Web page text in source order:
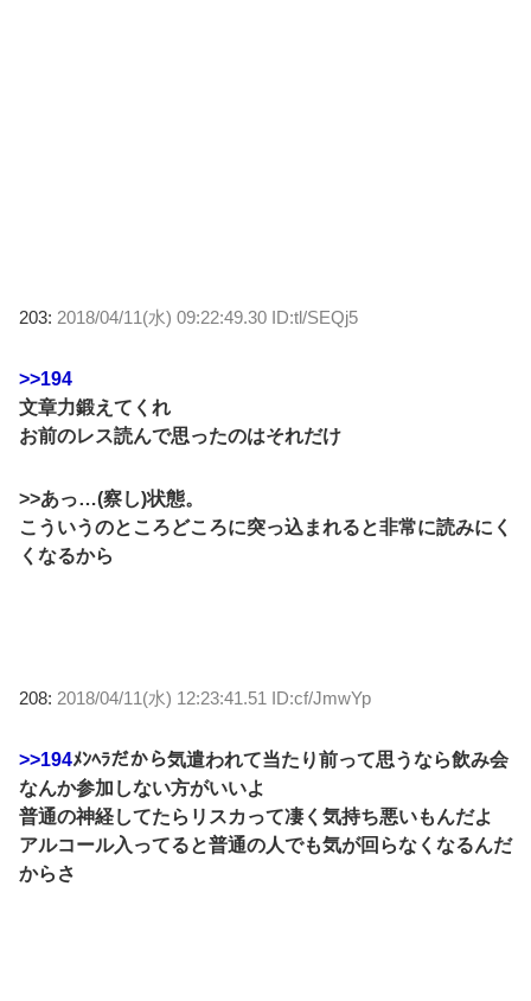
203: 2018/04/11(水) 09:22:49.30 ID:tl/SEQj5
>>194
文章力鍛えてくれ
お前のレス読んで思ったのはそれだけ
>>あっ…(察し)状態。
こういうのところどころに突っ込まれると非常に読みにく
くなるから
208: 2018/04/11(水) 12:23:41.51 ID:cf/JmwYp
>>194ﾒﾝﾍﾗだから気遣われて当たり前って思うなら飲み会
なんか参加しない方がいいよ
普通の神経してたらリスカって凄く気持ち悪いもんだよ
アルコール入ってると普通の人でも気が回らなくなるんだ
からさ